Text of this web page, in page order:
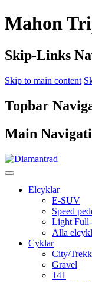
Mahon
Skip-Links
Skip to main content
Topbar
Main
Elcyklar
E-SUV
Speed
Light
Alla
Cyklar
City/
Gravel
141